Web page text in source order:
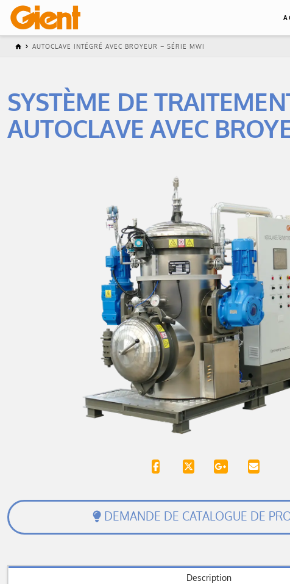
AUTOCLAVE INTÉGRÉ AVEC BROYEUR – SÉRIE MWI
SYSTÈME DE
AUTOCLAVE AVEC
DEMANDE DE CATALOGUE DE
Description